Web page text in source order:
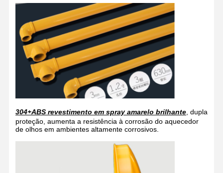
Lar Produtos Sobre Nós
Visita À
304+ABS revestimento em spray amarelo brilhante, dupla
proteção, aumenta a resistência à corrosão do aquecedor
de olhos em ambientes altamente corrosivos.